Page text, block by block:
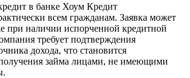
в банке Хоум Кредит
всем гражданам. Заявка может
при наличии испорченной кредитной
требует подтверждения
дохода, что становится
займа лицами, не имеющими